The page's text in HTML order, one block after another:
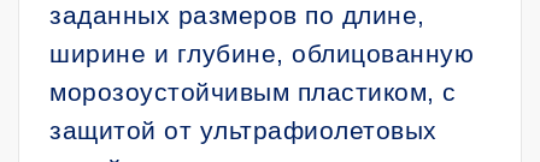
заданных размеров по длине,
ширине и глубине, облицованную
морозоустойчивым пластиком, с
защитой от ультрафиолетовых